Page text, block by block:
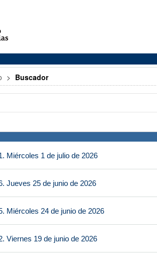
> Buscador
Miércoles 1 de julio de 2026
Jueves 25 de junio de 2026
Miércoles 24 de junio de 2026
Viernes 19 de junio de 2026